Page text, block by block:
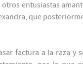
entusiastas
que
factura a la raza y